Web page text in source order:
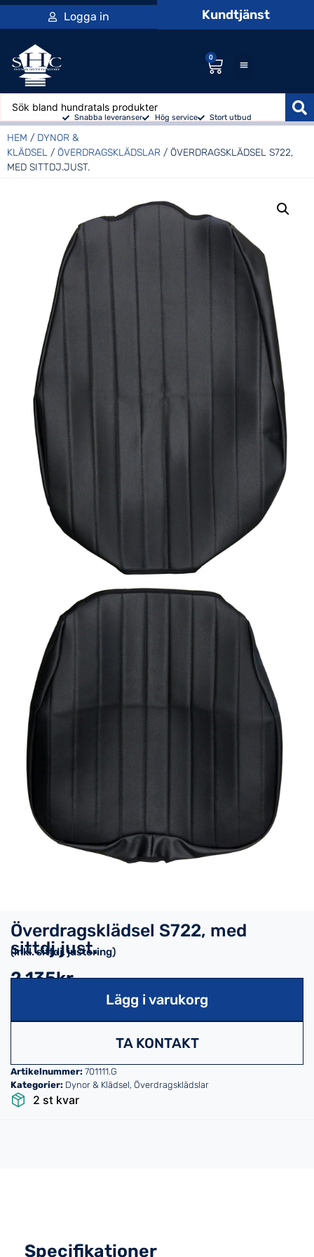
Logga in Kundtjänst
0
Snabba leveranser Hög service Stort utbud
HEM / DYNOR &
KLÄDSEL / ÖVERDRAGSKLÄDSLAR / ÖVERDRAGSKLÄDSEL S722,
MED SITTDJ.JUST.
Överdragsklädsel S722, med
sittdj.just.
(inkl. sittdj. justering)
2,135kr
Lägg i varukorg
TA KONTAKT
Artikelnummer: 701111.G
Kategorier: Dynor & Klädsel, Överdragsklädslar
2 st kvar
Specifikationer